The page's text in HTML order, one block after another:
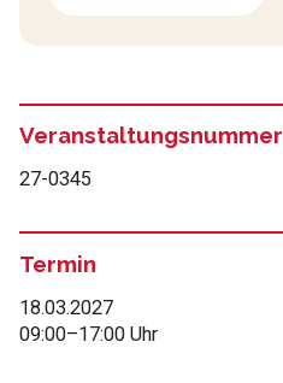
Veranstaltungsnummer
27-0345
Termin
18.03.2027
09:00–17:00 Uhr